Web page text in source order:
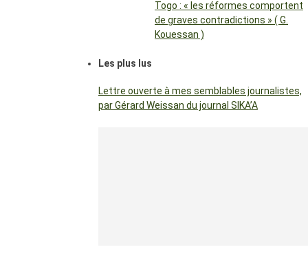
Togo : « les réformes comportent
de graves contradictions » ( G.
Kouessan )
Les plus lus
Lettre ouverte à mes semblables journalistes,
par Gérard Weissan du journal SIKA’A